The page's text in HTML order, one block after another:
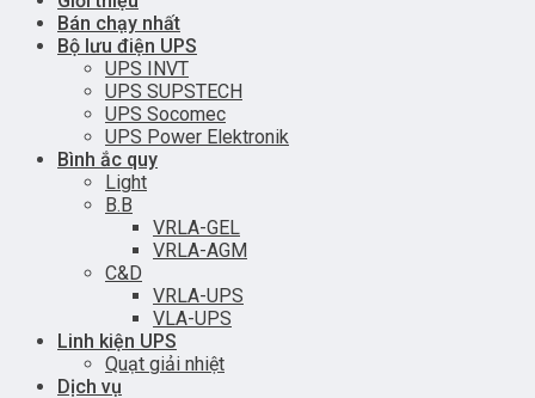
Bán chạy nhất
Bộ lưu điện UPS
UPS INVT
UPS SUPSTECH
UPS Socomec
UPS Power Elektronik
Bình ắc quy
Light
B.B
VRLA-GEL
VRLA-AGM
C&D
VRLA-UPS
VLA-UPS
Linh kiện UPS
Quạt giải nhiệt
Dịch vụ